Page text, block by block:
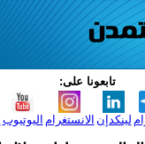
تابعونا على:
اليوتيوب الانستغرام لينكدإن